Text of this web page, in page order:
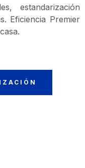
estandarización
Eficiencia Premier